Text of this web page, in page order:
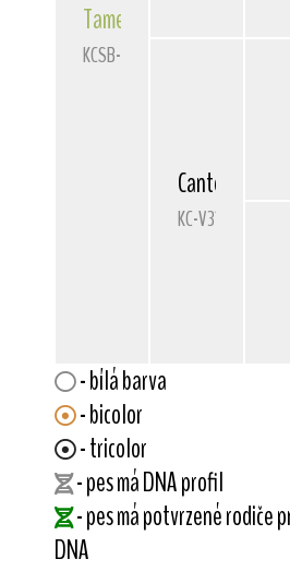
Tamedale
KCSB-2101CL
Canterwey
KC-V3101103V03
- bílá barva
- bicolor
- tricolor
- pes má DNA profil
- pes má potvrzené rodiče
DNA